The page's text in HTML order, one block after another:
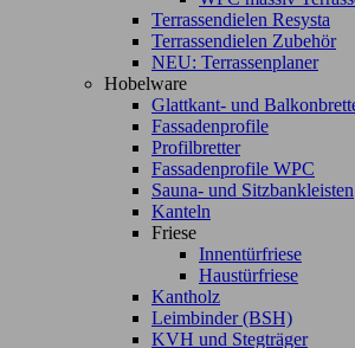
Terrassendielen Resysta
Terrassendielen Zubehör
NEU: Terrassenplaner
Hobelware
Glattkant- und
Fassadenprofile
Profilbretter
Fassadenprofile WPC
Sauna- und Sitzbankleisten
Kanteln
Friese
Innentürfriese
Haustürfriese
Kantholz
Leimbinder (BSH)
KVH und Stegträger